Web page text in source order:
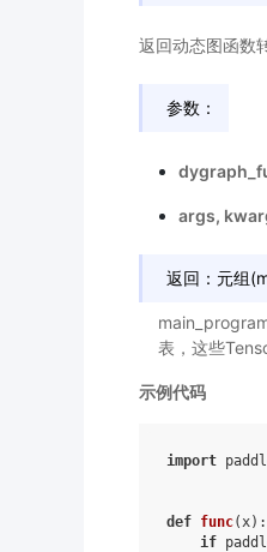
返回动态图函数
参数：
args,
返回：元组
表，这些
示例代码
import
def func( x):
if